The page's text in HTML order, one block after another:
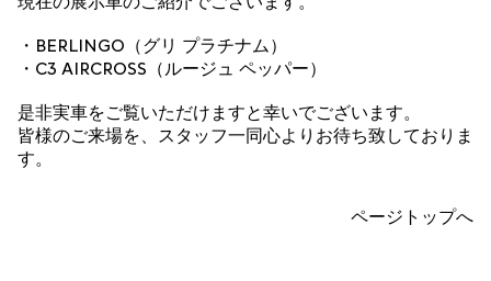
・BERLINGO（グリ プラチナム）
・C3 AIRCROSS（ルージュ ペッパー）
是非実車をご覧いただけますと幸いでございます。
皆様のご来場を、スタッフ一同心よりお待ち致しておりま
す。
ページトップへ